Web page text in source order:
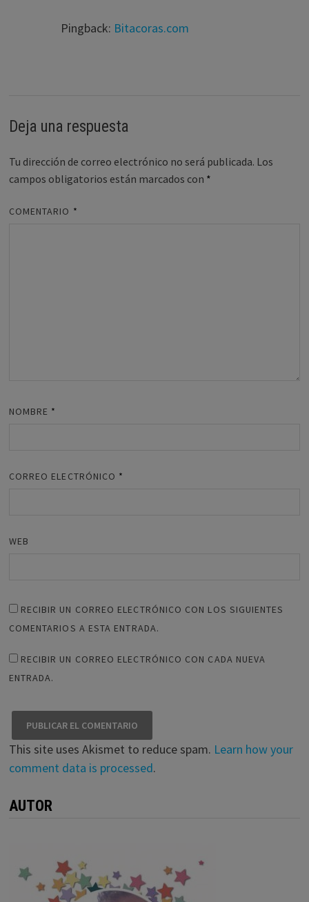
Pingback: Bitacoras.com
Deja una respuesta
Tu dirección de correo electrónico no será publicada. Los
campos obligatorios están marcados con *
COMENTARIO *
NOMBRE *
CORREO ELECTRÓNICO *
WEB
RECIBIR UN CORREO ELECTRÓNICO CON LOS SIGUIENTES
COMENTARIOS A ESTA ENTRADA.
RECIBIR UN CORREO ELECTRÓNICO CON CADA NUEVA
ENTRADA.
This site uses Akismet to reduce spam. Learn how your
comment data is processed.
AUTOR